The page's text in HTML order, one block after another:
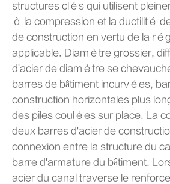
structures clés qui utilisent
à la compression et la ductilité
de construction en vertu de la
applicable. Diamètre grossier,
d'acier de diamètre se
barres de bâtiment incurvées,
construction horizontales plus
des piles coulées sur place. La
deux barres d'acier de
connexion entre la structure du
barre d'armature du bâtiment.
acier du canal traverse le